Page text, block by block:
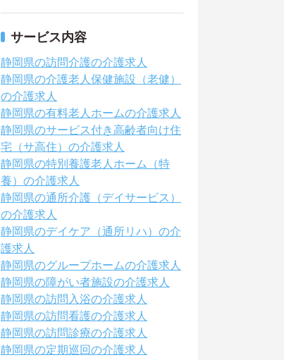
サービス内容
静岡県の訪問介護の介護求人
静岡県の介護老人保健施設（老健）
の介護求人
静岡県の有料老人ホームの介護求人
静岡県のサービス付き高齢者向け住
宅（サ高住）の介護求人
静岡県の特別養護老人ホーム（特
養）の介護求人
静岡県の通所介護（デイサービス）
の介護求人
静岡県のデイケア（通所リハ）の介
護求人
静岡県のグループホームの介護求人
静岡県の障がい者施設の介護求人
静岡県の訪問入浴の介護求人
静岡県の訪問看護の介護求人
静岡県の訪問診療の介護求人
静岡県の定期巡回の介護求人